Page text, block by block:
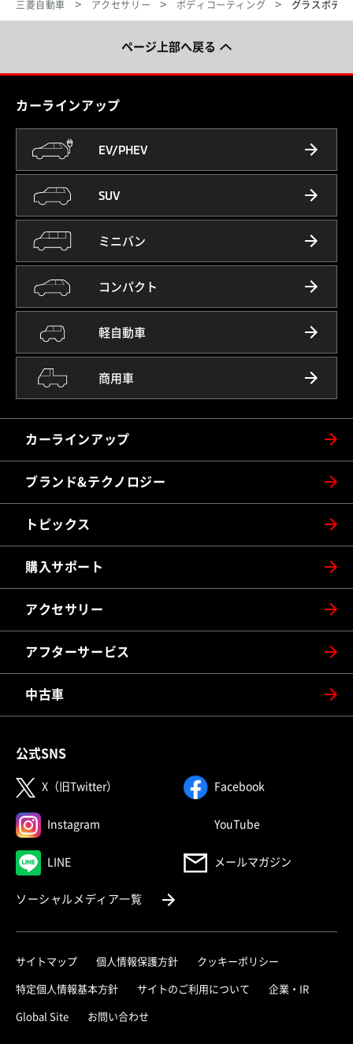
三菱自動車 アクセサリー ボディコーティング グラスボデ
ページ上部へ戻る
カーラインアップ
EV/PHEV
SUV
ミニバン
コンパクト
軽自動車
商用車
カーラインアップ
ブランド&テクノロジー
トピックス
購入サポート
アクセサリー
アフターサービス
中古車
公式SNS
X（旧Twitter） （別ウィンドウで開く）Facebook（別ウィンドウ
Instagram （別ウィンドウで開く）YouTube（別ウィンドウで
LINE（別ウィンドウで開く） メールマガジン
ソーシャルメディア一覧（別ウィンドウで開く）
サイトマップ 個人情報保護方針 クッキーポリシー
特定個人情報基本方針 サイトのご利用について 企業・IR（別ウィ
Global Site （別ウィンドウで開く）
お問い合わせ